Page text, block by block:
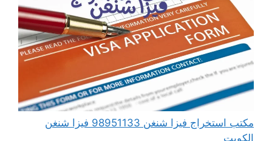
مكتب استخراج فيزا شنغن 98951133 فيزا شنغن
الكويت